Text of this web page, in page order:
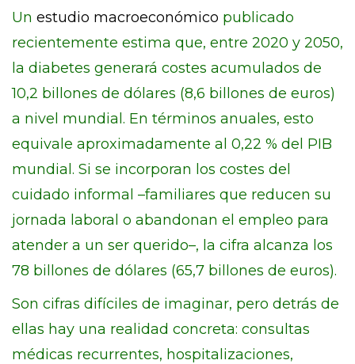
Un estudio macroeconómico publicado
recientemente estima que, entre 2020 y 2050,
la diabetes generará costes acumulados de
10,2 billones de dólares (8,6 billones de euros)
a nivel mundial. En términos anuales, esto
equivale aproximadamente al 0,22 % del PIB
mundial. Si se incorporan los costes del
cuidado informal –familiares que reducen su
jornada laboral o abandonan el empleo para
atender a un ser querido–, la cifra alcanza los
78 billones de dólares (65,7 billones de euros).
Son cifras difíciles de imaginar, pero detrás de
ellas hay una realidad concreta: consultas
médicas recurrentes, hospitalizaciones,